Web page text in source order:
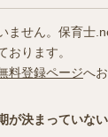
ません。保育士
おります。
料登録ページへ
が決まっていな